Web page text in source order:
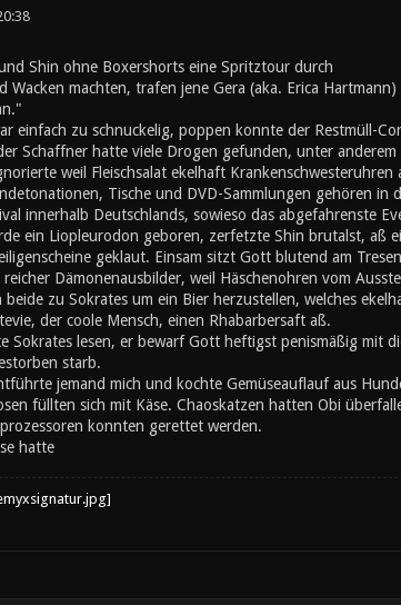
Shin ohne Boxershorts eine Spritztour durch
Wacken machten, trafen jene Gera (aka. Erica
einfach zu schnuckelig, poppen konnte der Restmüll-
Schaffner hatte viele Drogen gefunden, unter
weil Fleischsalat ekelhaft Krankenschwesteruhren
Tische und DVD-Sammlungen gehören in
innerhalb Deutschlands, sowieso das abgefahrenste
ein Liopleurodon geboren, zerfetzte Shin brutalst, aß
geklaut. Einsam sitzt Gott blutend am
reicher Dämonenausbilder, weil Häschenohren vom
beide zu Sokrates um ein Bier herzustellen, welches
der coole Mensch, einen Rhabarbersaft aß.
Sokrates lesen, er bewarf Gott heftigst penismäßig mit
starb.
jemand mich und kochte Gemüseauflauf aus
füllten sich mit Käse. Chaoskatzen hatten Obi
konnten gerettet werden.
hatte